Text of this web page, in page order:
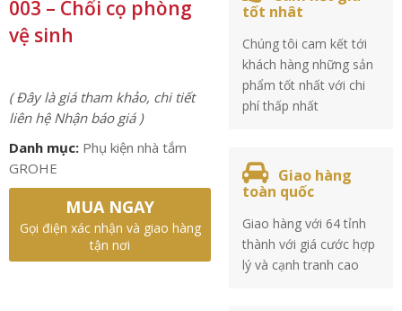
003 – Chổi cọ phòng
vệ sinh
( Đây là giá tham khảo, chi tiết
liên hệ Nhận báo giá )
Danh mục: Phụ kiện nhà tắm
GROHE
MUA NGAY
Gọi điện xác nhận và giao hàng
tận nơi
tốt nhât
Chúng tôi cam kết tới
khách hàng những sản
phẩm tốt nhất với chi
phí thấp nhất
Giao hàng
toàn quốc
Giao hàng với 64 tỉnh
thành với giá cước hợp
lý và cạnh tranh cao